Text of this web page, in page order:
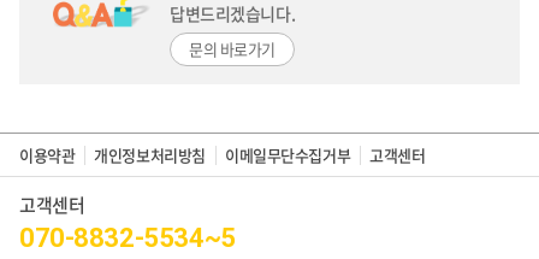
답변드리겠습니다.
문의 바로가기
이용약관 개인정보처리방침 이메일무단수집거부 고객센터
고객센터
070-8832-5534~5